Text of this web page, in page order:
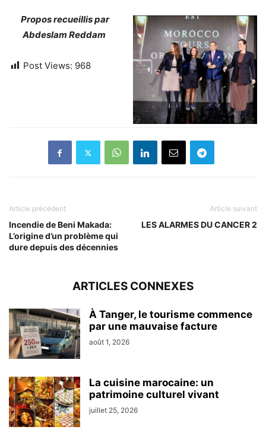
Propos recueillis par
Abdeslam Reddam
Post Views: 968
Article précédent
Incendie de Beni Makada:
L’origine d’un problème qui
dure depuis des décennies
Article suivant
LES ALARMES DU CANCER 2
ARTICLES CONNEXES
À Tanger, le tourisme commence
par une mauvaise facture
août 1, 2026
La cuisine marocaine: un
patrimoine culturel vivant
juillet 25, 2026